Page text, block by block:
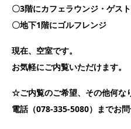
〇3階にカフェラウンジ・ゲス
〇地下1階にゴルフレンジ
現在、空室です。
お気軽にご内覧いただけます。
☆ご内覧のご希望、その他何な
電話（078-335-5080）までお問